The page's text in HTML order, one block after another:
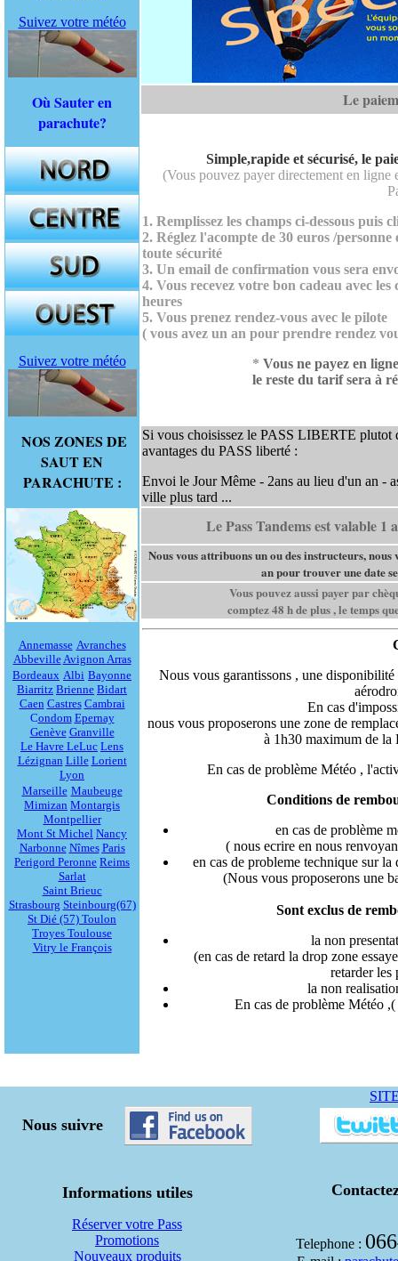
Suivez votre météo
Où Sauter en
parachute?
Suivez votre météo
NOS ZONES DE
SAUT EN
PARACHUTE :
Annemasse Avranches
AbbevilleAvignon Arras
Bordeaux Albi Bayonne
Biarritz Brienne Bidart
Caen Castres Cambrai
Condom Epernay
Genève Granville
Le Havre LeLuc Lens
Lézignan Lille Lorient
Lyon
Marseille Maubeuge
Mimizan Montargis
Montpellier
Mont St Michel Nancy
Narbonne Nîmes Paris
Perigord Peronne Reims
Sarlat
Saint Brieuc
Strasbourg Steinbourg(67)
St Dié (57) Toulon
Troyes Toulouse
Vitry le François
Le
Simple,rapide et sécurisé, le
(Vous pouvez payer directement en ligne
1. Remplissez les champs ci-dessous puis
2. Réglez l'acompte de 30 euros /
toute sécurité
3. Un email de confirmation vous sera
4. Vous recevez votre bon cadeau avec
heures
5. Vous prenez rendez-vous avec le pilote
( vous avez un an pour prendre rendez
* Vous ne payez en
le reste du tarif sera à
Si vous choisissez le PASS LIBERTE plutot
avantages du PASS liberté :
Envoi le Jour Même - 2ans au lieu d'un an -
ville plus tard ...
Le Pass Tandems est valable 1
Nous vous attribuons un ou des instructeurs,
an pour trouver une date
Vous pouvez aussi payer par
comptez 48 h de plus , le temps
Nous vous garantissons , une
En cas
nous vous proposerons une zone de
à 1h30 maximum de la
En cas de problème Météo ,
Conditions de
en cas de problème
( nous ecrire en nous
en cas de probleme technique sur
(Nous vous proposerons une
Sont exclus de
la non
(en cas de retard la drop zone
retarder les
la non
En cas de problème Météo
Nous suivre
Informations utiles
Réserver votre Pass
Promotions
Nouveaux produits
Telephone :